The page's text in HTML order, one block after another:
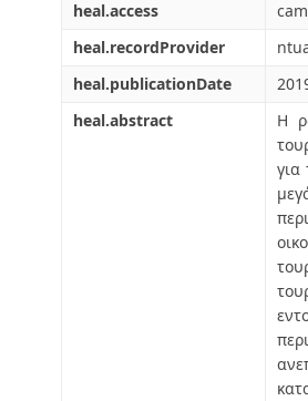
heal.access
heal.recordProvider
heal.publicationDate
heal.abstract
Η
για